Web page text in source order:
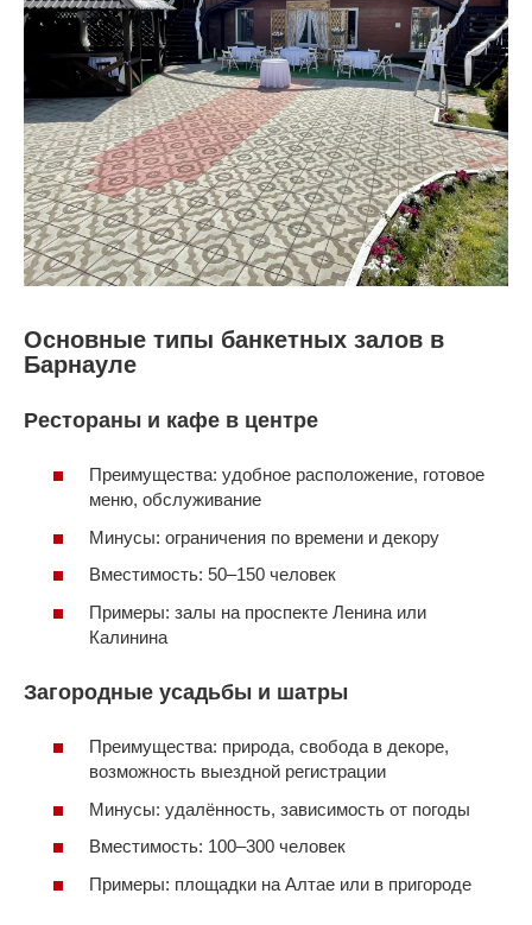
Основные типы банкетных залов в
Барнауле
Рестораны и кафе в центре
Преимущества: удобное расположение, готовое
меню, обслуживание
Минусы: ограничения по времени и декору
Вместимость: 50–150 человек
Примеры: залы на проспекте Ленина или
Калинина
Загородные усадьбы и шатры
Преимущества: природа, свобода в декоре,
возможность выездной регистрации
Минусы: удалённость, зависимость от погоды
Вместимость: 100–300 человек
Примеры: площадки на Алтае или в пригороде